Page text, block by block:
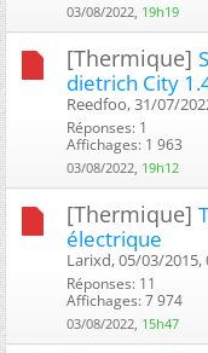
03/08/2022, 19h19
[Thermique]
dietrich City
Reedfoo, 31/07/
Réponses: 1
Affichages: 1 963
03/08/2022, 19h12
[Thermique]
électrique
Larixd, 05/03/2015,
Réponses: 11
Affichages: 7 974
03/08/2022, 15h47